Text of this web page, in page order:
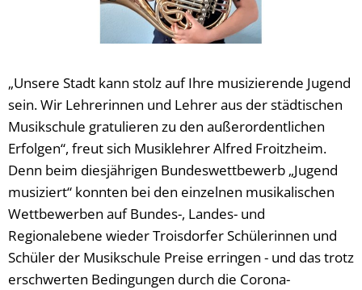
„Unsere Stadt kann stolz auf Ihre musizierende Jugend
sein. Wir Lehrerinnen und Lehrer aus der städtischen
Musikschule gratulieren zu den außerordentlichen
Erfolgen“, freut sich Musiklehrer Alfred Froitzheim.
Denn beim diesjährigen Bundeswettbewerb „Jugend
musiziert“ konnten bei den einzelnen musikalischen
Wettbewerben auf Bundes-, Landes- und
Regionalebene wieder Troisdorfer Schülerinnen und
Schüler der Musikschule Preise erringen - und das trotz
erschwerten Bedingungen durch die Corona-